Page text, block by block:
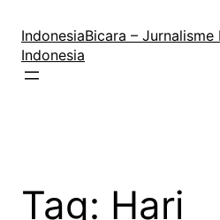
konten
IndonesiaBicara –
Indonesia
Tag: Hari